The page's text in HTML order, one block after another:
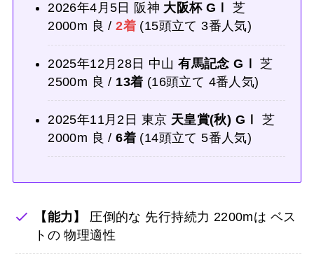
2026年4月5日 阪神 大阪杯 GⅠ
芝
2000m 良 /2着 (15頭立て 3番人気)
2025年12月28日 中山有馬記念 GⅠ
芝
2500m 良 / 13着 (16頭立て 4番人気)
2025年11月2日 東京 天皇賞(秋) GⅠ
芝
2000m 良 /6着 (14頭立て 5番人気)
【能力】
圧倒的な 先行持続力 2200mは ベス
トの 物理適性